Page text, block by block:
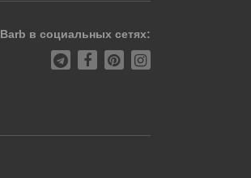
Barb в социальных сетях: